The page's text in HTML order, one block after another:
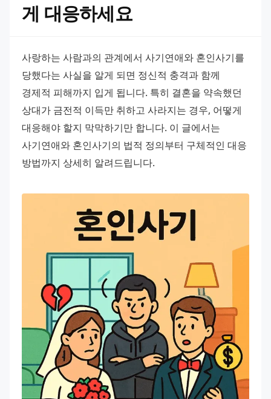
게 대응하세요
사랑하는 사람과의 관계에서 사기연애와 혼인사기를
당했다는 사실을 알게 되면 정신적 충격과 함께
경제적 피해까지 입게 됩니다. 특히 결혼을 약속했던
상대가 금전적 이득만 취하고 사라지는 경우, 어떻게
대응해야 할지 막막하기만 합니다. 이 글에서는
사기연애와 혼인사기의 법적 정의부터 구체적인 대응
방법까지 상세히 알려드립니다.